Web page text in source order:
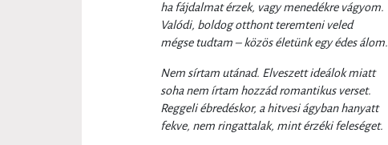
ha fájdalmat érzek, vagy menedékre vágyom.
Valódi, boldog otthont teremteni veled
mégse tudtam – közös életünk egy édes álom.
Nem sírtam utánad. Elveszett ideálok miatt
soha nem írtam hozzád romantikus verset.
Reggeli ébredéskor, a hitvesi ágyban hanyatt
fekve, nem ringattalak, mint érzéki feleséget.